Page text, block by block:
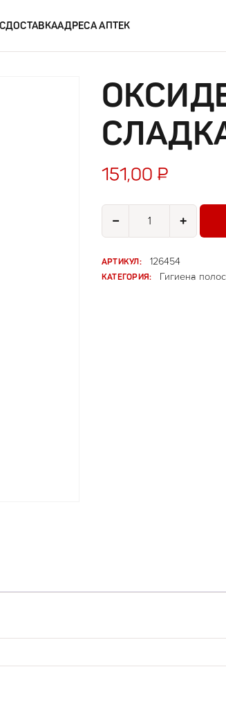
ДОСТАВКААДРЕСА АПТЕК
151,00 ₽
−
Количество товара
+
АРТИКУЛ:
126454
КАТЕГОРИЯ:
Гигиена